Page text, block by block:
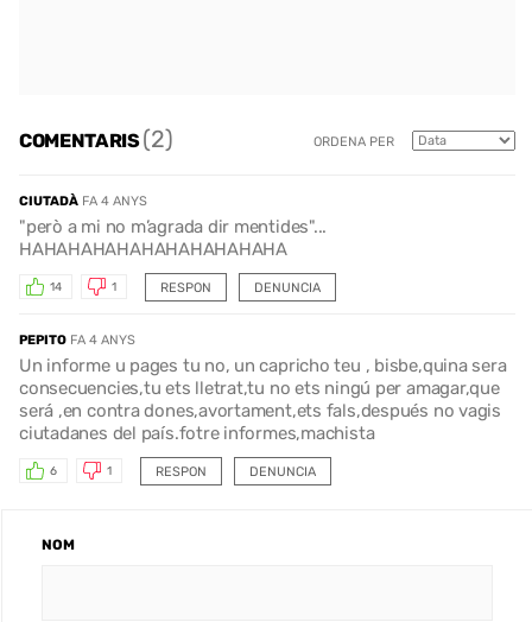
COMENTARIS(2) ORDENA PER
CIUTADÀ FA 4 ANYS
"però a mi no m’agrada dir mentides"...
HAHAHAHAHAHAHAHAHAHAHA
RESPON
14 1 DENUNCIA
PEPITO FA 4 ANYS
Un informe u pages tu no, un capricho teu , bisbe,quina sera
consecuencies,tu ets lletrat,tu no ets ningú per amagar,que
será ,en contra dones,avortament,ets fals,después no vagis
ciutadanes del país.fotre informes,machista
RESPON
6 1 DENUNCIA
NOM